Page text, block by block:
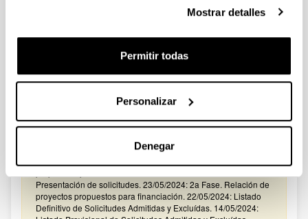
Mostrar detalles
Permitir todas
Personalizar
Denegar
PERSONAL INVESTIGADOR EN FORMACIÓN EN LA
GRUPO/PROYECTO DE INVESTIGACIÓN
Sin trámite abierto (Plazo de presentación de solicitudes:
27/06/2024: Listado definitivo de solicitudes admitidas y
de solicitudes admitidas y excluidas en Fase 2. 17/09/2024:
Fase 2. 05/06/2024: Corrección al Listado Definitivo de
Presentación de solicitudes. 23/05/2024: 2a Fase. Relación de
proyectos propuestos para financiación. 22/05/2024: Listado
Definitivo de Solicitudes Admitidas y Excluídas. 14/05/2024: